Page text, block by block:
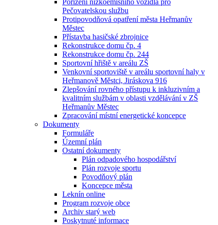
Pořízení nízkoemisního vozidla pro
Pečovatelskou službu
Protipovodňová opatření města Heřmanův
Městec
Přístavba hasičské zbrojnice
Rekonstrukce domu čp. 4
Rekonstrukce domu čp. 244
Sportovní hřiště v areálu ZŠ
Venkovní sportoviště v areálu sportovní haly v
Heřmanově Městci, Jiráskova 916
Zlepšování rovného přístupu k inkluzivním a
kvalitním službám v oblasti vzdělávání v ZŠ
Heřmanův Městec
Zpracování místní energetické koncepce
Dokumenty
Formuláře
Územní plán
Ostatní dokumenty
Plán odpadového hospodářství
Plán rozvoje sportu
Povodňový plán
Koncepce města
Leknín online
Program rozvoje obce
Archiv starý web
Poskytnuté informace